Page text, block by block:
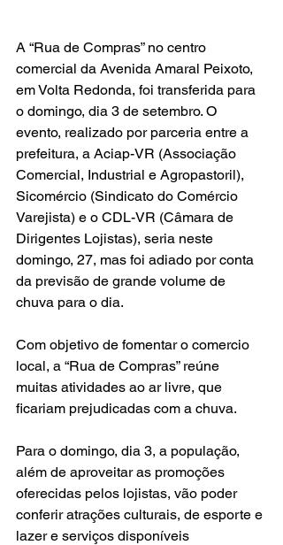
A “Rua de Compras” no centro
comercial da Avenida Amaral Peixoto,
em Volta Redonda, foi transferida para
o domingo, dia 3 de setembro. O
evento, realizado por parceria entre a
prefeitura, a Aciap-VR (Associação
Comercial, Industrial e Agropastoril),
Sicomércio (Sindicato do Comércio
Varejista) e o CDL-VR (Câmara de
Dirigentes Lojistas), seria neste
domingo, 27, mas foi adiado por conta
da previsão de grande volume de
chuva para o dia.
Com objetivo de fomentar o comercio
local, a “Rua de Compras” reúne
muitas atividades ao ar livre, que
ficariam prejudicadas com a chuva.
Para o domingo, dia 3, a população,
além de aproveitar as promoções
oferecidas pelos lojistas, vão poder
conferir atrações culturais, de esporte e
lazer e serviços disponíveis